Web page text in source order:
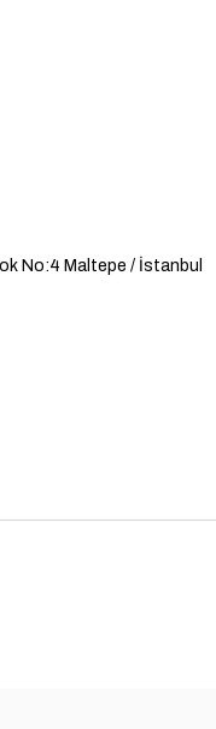
No:4 Maltepe / İstanbul